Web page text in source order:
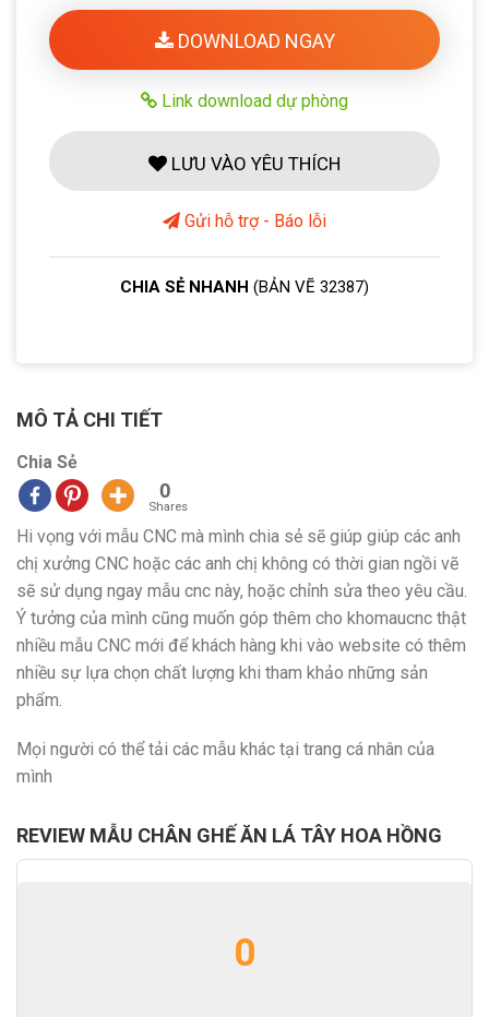
DOWNLOAD NGAY
Link download dự phòng
LƯU VÀO YÊU THÍCH
Gửi hỗ trợ - Báo lỗi
CHIA SẺ NHANH (BẢN VẼ 32387)
MÔ TẢ CHI TIẾT
Chia Sẻ
0
Shares
Hi vọng với mẫu CNC mà mình chia sẻ sẽ giúp giúp các anh
chị xưởng CNC hoặc các anh chị không có thời gian ngồi vẽ
sẽ sử dụng ngay mẫu cnc này, hoặc chỉnh sửa theo yêu cầu.
Ý tưởng của mình cũng muốn góp thêm cho khomaucnc thật
nhiều mẫu CNC mới để khách hàng khi vào website có thêm
nhiều sự lựa chọn chất lượng khi tham khảo những sản
phẩm.
Mọi người có thể tải các mẫu khác tại trang cá nhân của
mình
REVIEW MẪU CHÂN GHẾ ĂN LÁ TÂY HOA HỒNG
0